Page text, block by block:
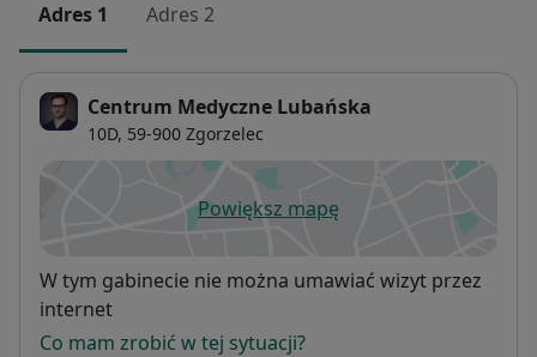
Adres 1 Adres 2
Centrum Medyczne Lubańska
10D, 59-900 Zgorzelec
Powiększ mapęotwiera się w nowej karcie
Dostępność
W tym gabinecie nie można umawiać wizyt przez
internet
Co mam zrobić w tej sytuacji?